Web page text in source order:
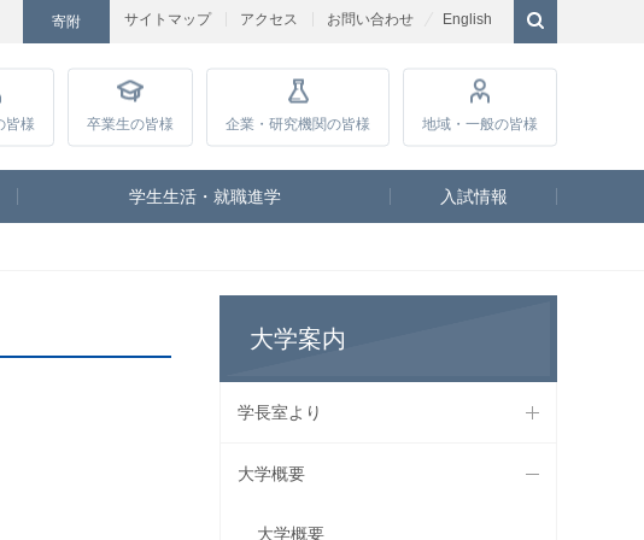
サイトマップ アクセス お問い合わせ
寄附 English
Instagram
皆様 卒業生の皆様 企業・研究機関の皆様 地域・一般の皆様
学生生活・就職進学 入試情報
大学案内
学長室より
大学概要
大学概要